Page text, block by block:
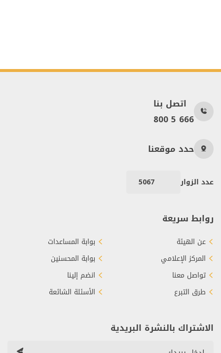
اتصل بنا
800 5 666
حدد موقعنا
عدد الزوار 5067
روابط سريعة
عن الهيئة
المركز الإعلامي
تواصل معنا
طرق التبرع
بوابة المساعدات
بوابة المحسنين
انضم إلينا
الأسئلة الشائعة
الاشتراك بالنشرة البريدية